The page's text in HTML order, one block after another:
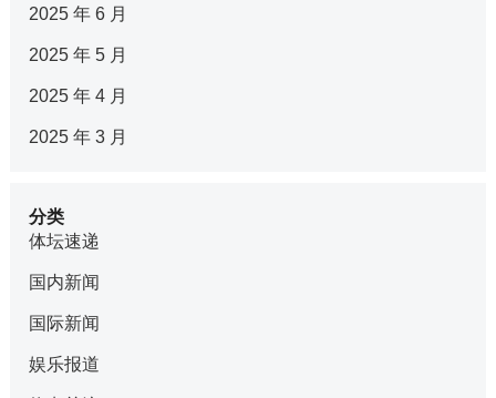
2025 年 6 月
2025 年 5 月
2025 年 4 月
2025 年 3 月
分类
体坛速递
国内新闻
国际新闻
娱乐报道